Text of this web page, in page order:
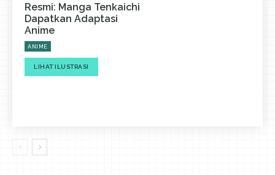
Resmi: Manga Tenkaichi
Dapatkan Adaptasi
Anime
ANIME
LIHAT ILUSTRASI